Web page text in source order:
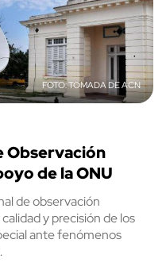
TOMADA DE ACN
Observación
de la ONU
de observación
y precisión de los
ante fenómenos